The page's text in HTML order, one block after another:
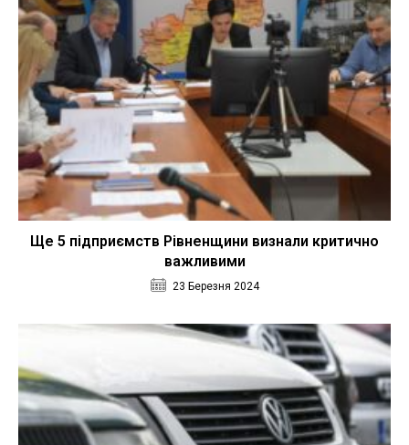
Ще 5 підприємств Рівненщини визнали критично
важливими
23 Березня 2024